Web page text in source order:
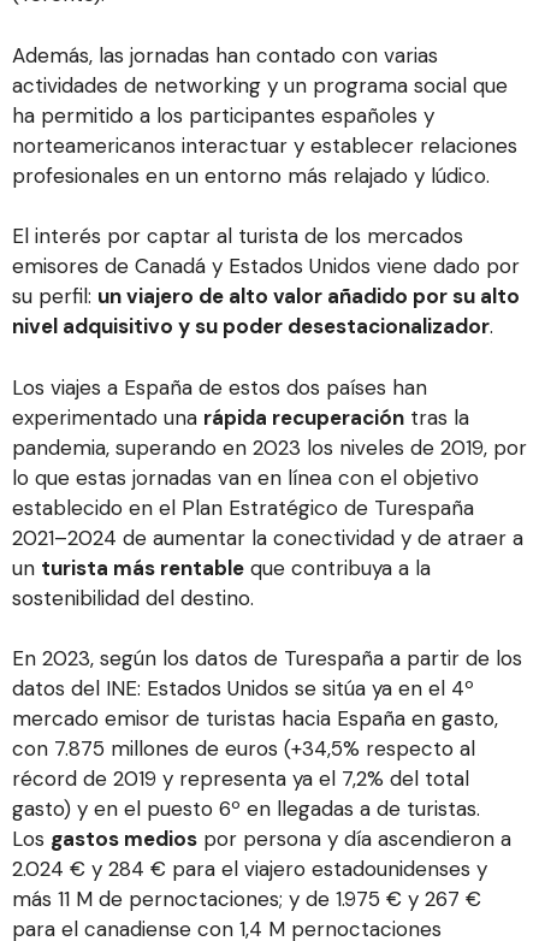
Además, las jornadas han contado con varias
actividades de networking y un programa social que
ha permitido a los participantes españoles y
norteamericanos interactuar y establecer relaciones
profesionales en un entorno más relajado y lúdico.
El interés por captar al turista de los mercados
emisores de Canadá y Estados Unidos viene dado por
su perfil: un viajero de alto valor añadido por su alto
nivel adquisitivo y su poder desestacionalizador.
Los viajes a España de estos dos países han
experimentado una rápida recuperación tras la
pandemia, superando en 2023 los niveles de 2019, por
lo que estas jornadas van en línea con el objetivo
establecido en el Plan Estratégico de Turespaña
2021–2024 de aumentar la conectividad y de atraer a
un turista más rentable que contribuya a la
sostenibilidad del destino.
En 2023, según los datos de Turespaña a partir de los
datos del INE: Estados Unidos se sitúa ya en el 4º
mercado emisor de turistas hacia España en gasto,
con 7.875 millones de euros (+34,5% respecto al
récord de 2019 y representa ya el 7,2% del total
gasto) y en el puesto 6º en llegadas a de turistas.
Los gastos medios por persona y día ascendieron a
2.024 € y 284 € para el viajero estadounidenses y
más 11 M de pernoctaciones; y de 1.975 € y 267 €
para el canadiense con 1,4 M pernoctaciones